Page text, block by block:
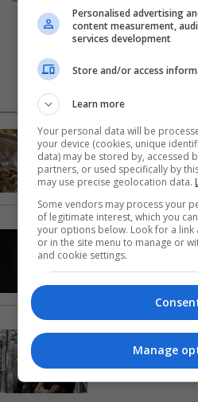
NEWS FEED
Αύγουστος στην
διακοπές να
Παναγώτης Χ.
δύναμή μας να
Αυτό το
Christopher Nolan
Personalised advertising
content measurement,
services development
Store and/or access
Learn more
Your personal data will be
your device (cookies, unique
data) may be stored by, accessed
partners, or used specifically by
may use precise geolocation data.
Some vendors may process your
of legitimate interest, which you
your options below. Look for a
or in the site menu to manage or
and cookie settings.
Manage